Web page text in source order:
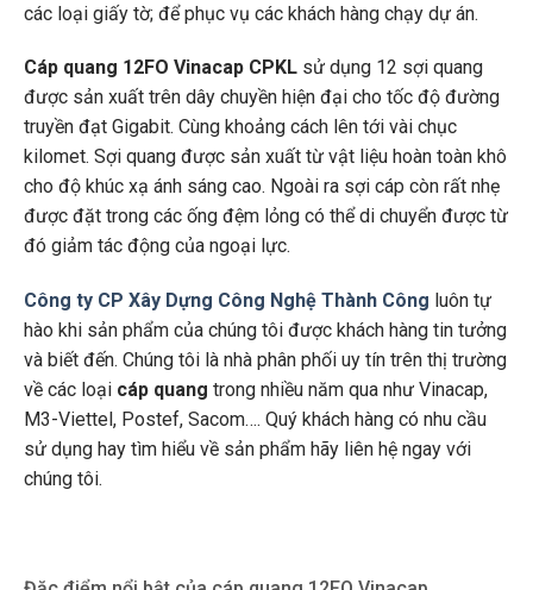
các loại giấy tờ; để phục vụ các khách hàng chạy dự án.
Cáp quang 12FO Vinacap CPKLsử dụng 12 sợi quang
được sản xuất trên dây chuyền hiện đại cho tốc độ đường
truyền đạt Gigabit. Cùng khoảng cách lên tới vài chục
kilomet. Sợi quang được sản xuất từ vật liệu hoàn toàn khô
cho độ khúc xạ ánh sáng cao. Ngoài ra sợi cáp còn rất nhẹ
được đặt trong các ống đệm lỏng có thể di chuyển được từ
đó giảm tác động của ngoại lực.
Công ty CP Xây Dựng Công Nghệ Thành Công luôn tự
hào khi sản phẩm của chúng tôi được khách hàng tin tưởng
và biết đến. Chúng tôi là nhà phân phối uy tín trên thị trường
về các loại cáp quang trong nhiều năm qua như Vinacap,
M3-Viettel, Postef, Sacom…. Quý khách hàng có nhu cầu
sử dụng hay tìm hiểu về sản phẩm hãy liên hệ ngay với
chúng tôi.